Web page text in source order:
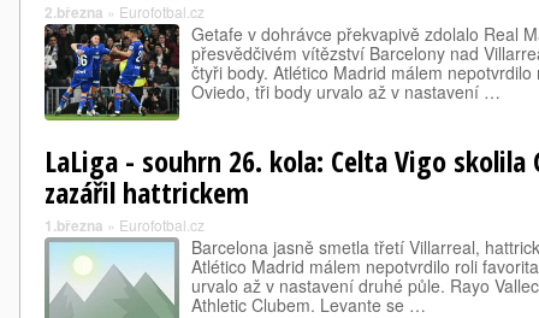
2.března » Eurofotbal.cz
Getafe v dohrávce překvapivě zdolalo Real
přesvědčivém vítězství Barcelony nad
čtyři body. Atlético Madrid málem
Oviedo, tři body urvalo až v nastavení …
LaLiga - souhrn 26. kola: Celta Vigo skolila
zazářil hattrickem
1.března » Eurofotbal.cz
Barcelona jasně smetla třetí Villarreal,
Atlético Madrid málem nepotvrdilo roli
urvalo až v nastavení druhé půle. Rayo
Athletic Clubem. Levante se …